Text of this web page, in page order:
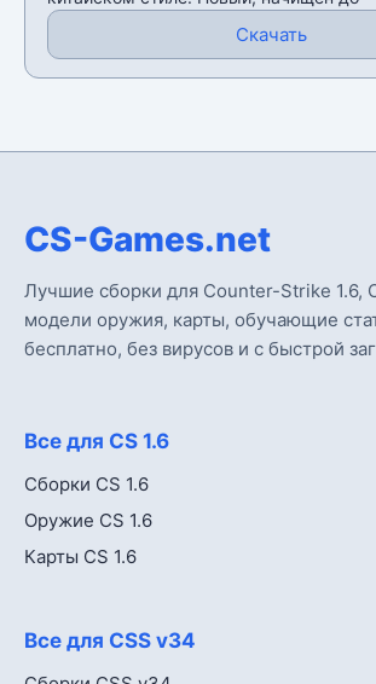
Скачать
CS-Games.net
Лучшие сборки для Counter-Strike 1.6,
модели оружия, карты, обучающие
бесплатно, без вирусов и с быстрой
Все для CS 1.6
Сборки CS 1.6
Оружие CS 1.6
Карты CS 1.6
Все для CSS v34